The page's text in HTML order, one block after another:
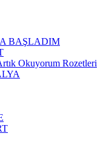
BAŞLADIM
Okuyorum Rozetleri